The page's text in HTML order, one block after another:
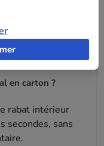
vos coûts
en carton ?
rabat intérieur
secondes, sans